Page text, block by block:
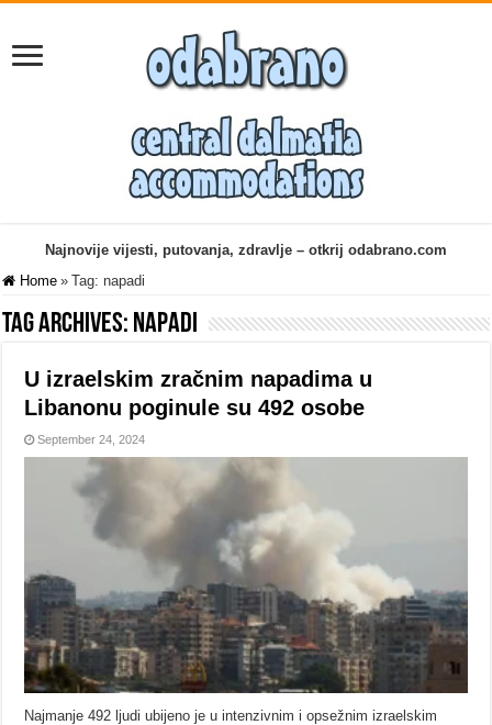
Najnovije vijesti, putovanja, zdravlje – otkrij odabrano.com
Home » Tag:napadi
Tag Archives: napadi
U izraelskim zračnim napadima u
Libanonu poginule su 492 osobe
September 24, 2024
Najmanje 492 ljudi ubijeno je u intenzivnim i opsežnim izraelskim